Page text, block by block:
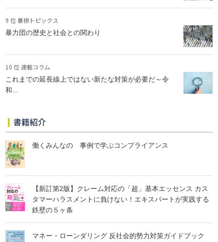
9 位 暴排トピックス
暴力団の歴史と社会との関わり
10 位 連載コラム
これまでの延長線上ではない新たな対策が必要だ～令
和...
書籍紹介
働くみんなの 事例で学ぶコンプライアンス
【新訂第2版】クレーム対応の「超」基本エッセンス カス
タマーハラスメントに負けない！エキスパートが実践する
鉄壁の５ヶ条
マネー・ローンダリング 反社会的勢力対策ガイドブック